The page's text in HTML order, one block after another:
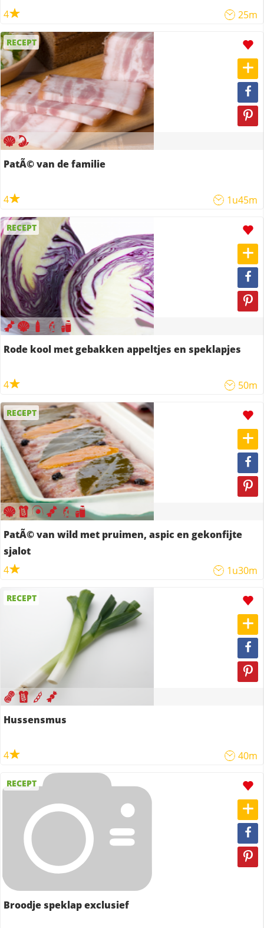
4 25m
RECEPT
PatÃ© van de familie
4 1u45m
RECEPT
Rode kool met gebakken appeltjes en speklapjes
4 50m
RECEPT
PatÃ© van wild met pruimen, aspic en gekonfijte
sjalot
4
1u30m
RECEPT
Hussensmus
4 40m
RECEPT
Broodje speklap exclusief